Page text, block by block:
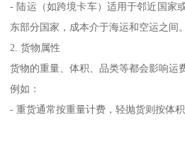
- 陆运（如跨境卡车）适用于邻近国家
东部分国家，成本介于海运和空运之间。
2. 货物属性
货物的重量、体积、品类等都会影响运
例如：
- 重货通常按重量计费，轻抛货则按体积